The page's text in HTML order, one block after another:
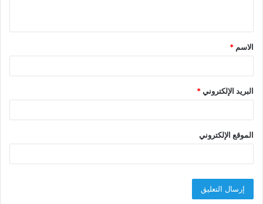
ق
*
الاسم *
البريد الإلكتروني*
الموقع الإلكتروني